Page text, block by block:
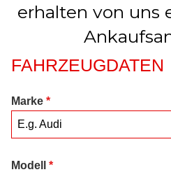
erhalten von uns
FAHRZEUGDATEN
Marke *
E.g. Audi
Modell *